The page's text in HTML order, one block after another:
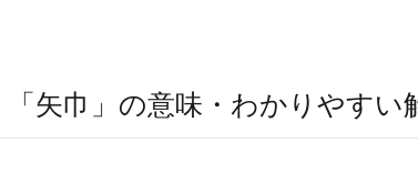
「矢巾」の意味・わかりやすい